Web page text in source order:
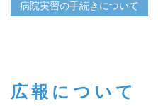
病院実習の手続きについて
広報について